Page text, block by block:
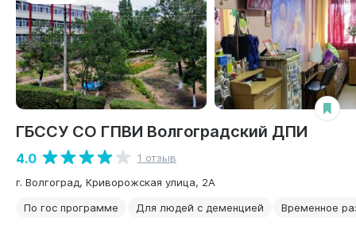
ГБССУ СО ГПВИ Волгоградский ДПИ
4.0
1 отзыв
г. Волгоград, Криворожская улица, 2А
По гос программе
Для людей с деменцией Временное